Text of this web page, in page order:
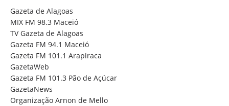
Gazeta de Alagoas
MIX FM 98.3 Maceió
TV Gazeta de Alagoas
Gazeta FM 94.1 Maceió
Gazeta FM 101.1 Arapiraca
GazetaWeb
Gazeta FM 101.3 Pão de Açúcar
GazetaNews
Organização Arnon de Mello